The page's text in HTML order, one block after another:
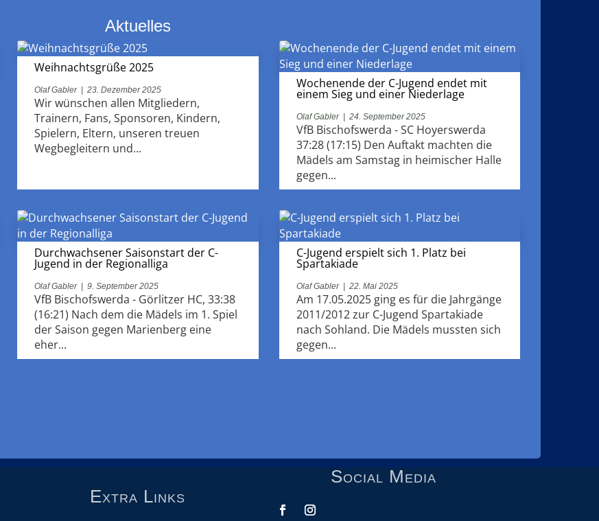
Aktuelles
Weihnachtsgrüße 2025
Olaf Gabler | 23. Dezember 2025
Wir wünschen allen Mitgliedern,
Trainern, Fans, Sponsoren, Kindern,
Spielern, Eltern, unseren treuen
Wegbegleitern und...
Wochenende der C-Jugend endet mit
einem Sieg und einer Niederlage
Olaf Gabler | 24. September 2025
VfB Bischofswerda - SC Hoyerswerda
37:28 (17:15) Den Auftakt machten die
Mädels am Samstag in heimischer Halle
gegen...
Durchwachsener Saisonstart der C-
Jugend in der Regionalliga
Olaf Gabler | 9. September 2025
VfB Bischofswerda - Görlitzer HC, 33:38
(16:21) Nach dem die Mädels im 1. Spiel
der Saison gegen Marienberg eine
eher...
C-Jugend erspielt sich 1. Platz bei
Spartakiade
Olaf Gabler | 22. Mai 2025
Am 17.05.2025 ging es für die Jahrgänge
2011/2012 zur C-Jugend Spartakiade
nach Sohland. Die Mädels mussten sich
gegen...
Extra Links
Social Media